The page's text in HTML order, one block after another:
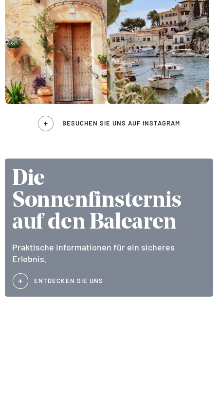
BESUCHEN SIE UNS AUF INSTAGRAM
Die
Sonnenfinsternis
auf den Balearen
Praktische Informationen für ein sicheres
Erlebnis.
ENTDECKEN SIE UNS